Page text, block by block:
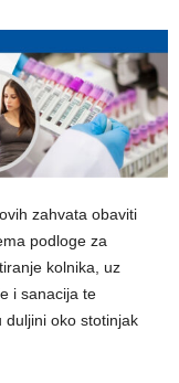
zahvata obaviti
podloge za
kolnika, uz
i sanacija te
duljini oko stotinjak